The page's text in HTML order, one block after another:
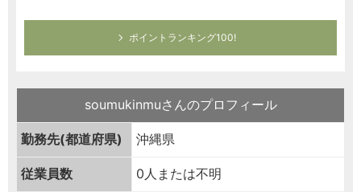
ポイントランキング100!
soumukinmuさんのプロフィール
勤務先(都道府県) 沖縄県
従業員数 0人または不明